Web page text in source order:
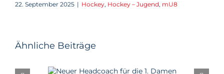
22. September 2025 | Hockey, Hockey – Jugend, mU8
Ähnliche Beiträge
Neuer Headcoach